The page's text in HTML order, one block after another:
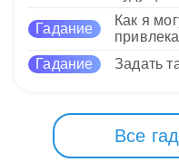
Нравится
Гадание
Как я
Гадание Задать
Все